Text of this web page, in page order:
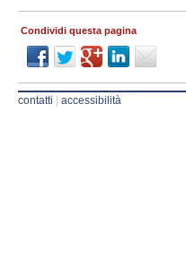
Condividi questa pagina
contatti accessibilità